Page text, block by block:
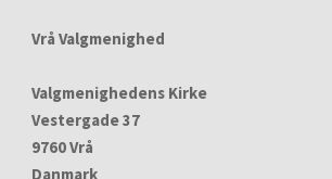
Vrå Valgmenighed
Valgmenighedens Kirke
Vestergade 37
9760 Vrå
Danmark